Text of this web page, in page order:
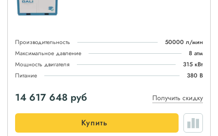
Производительность
50000 л/мин
Максимальное давление
8 атм
Мощность двигателя
315 кВт
Питание
380 В
14 617 648 руб Получить скидку
Купить